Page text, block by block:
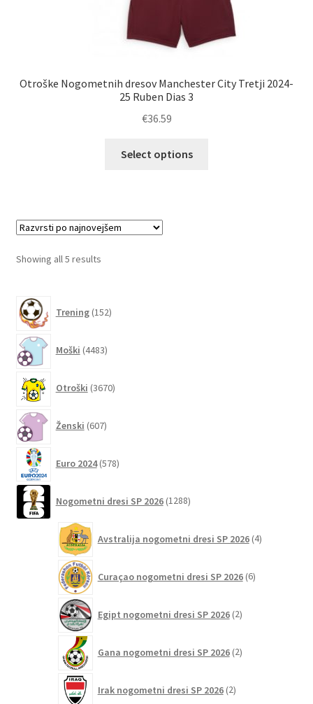
Otroške Nogometnih dresov Manchester City Tretji 2024-
25 Ruben Dias 3
€36.59
Select options
Showing all 5 resultsSorted
Trening 152izdelkov
Moški 4483izdelkov
Otroški 3670izdelkov
Ženski 607izdelkov
Euro 2024 578izdelkov
Nogometni dresi SP 2026 1288izdelkov
Avstralija nogometni dresi SP 2026 4izdelki
Curaçao nogometni dresi SP 2026 6izdelkov
Egipt nogometni dresi SP 2026 2izdelka
Gana nogometni dresi SP 2026 2izdelka
Irak nogometni dresi SP 2026 2izdelka